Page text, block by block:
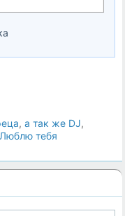
,а так же DJ,
тебя